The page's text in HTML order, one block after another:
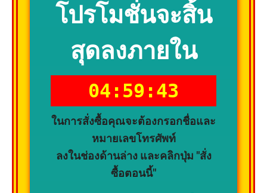
โปรโมชั่นจะสิ้น
สุดลงภายใน
04:59:42
ในการสั่งซื้อคุณจะต้องกรอกชื่อและ
หมายเลขโทรศัพท์
ลงในช่องด้านล่าง และคลิกปุ่ม "สั่ง
ซื้อตอนนี้"